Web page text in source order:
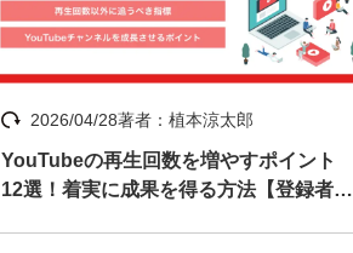
ージャー
サクセスマネージャー
長
覧
2026/04/28著者：植本涼太郎
YouTubeの再生回数を増やすポイント
12選！着実に成果を得る方法【登録者は